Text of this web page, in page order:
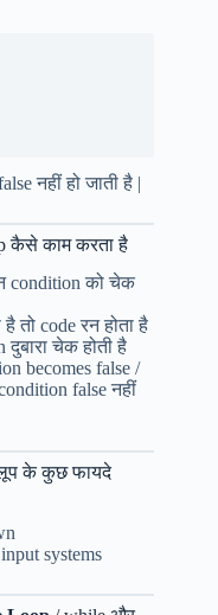
नहीं हो जाती है |
कैसे काम करता है
condition को चेक
तो code रन होता है
चेक होती है
becomes false /
false नहीं
के कुछ फायदे
systems